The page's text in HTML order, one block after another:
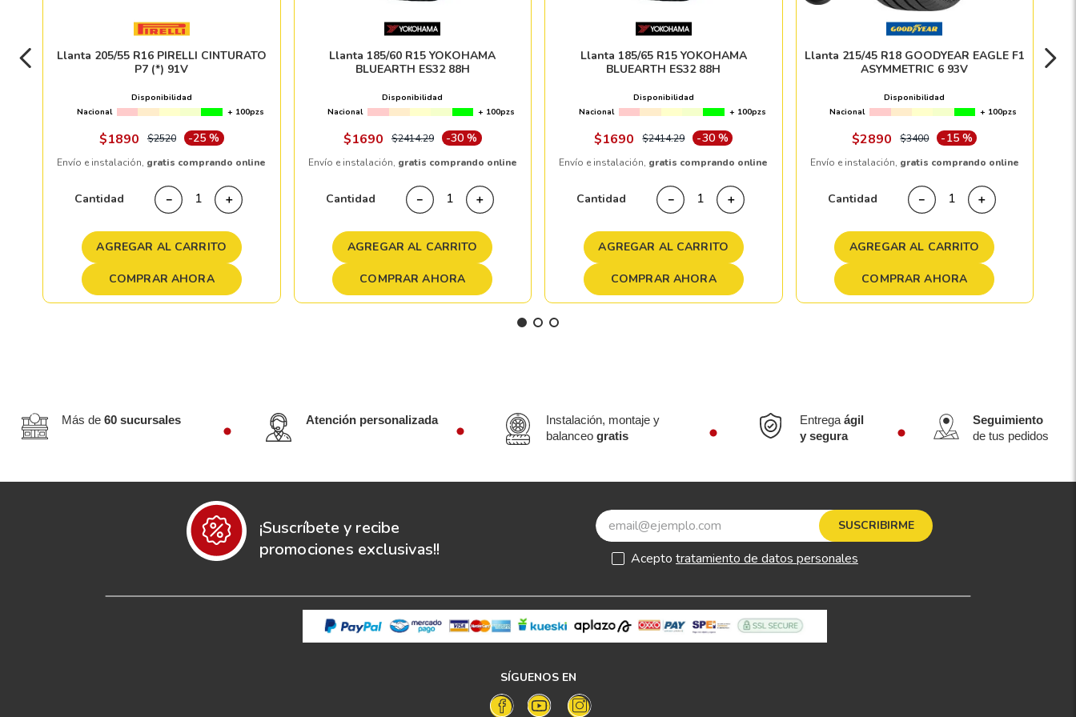
Llanta 205/55 R16 PIRELLI CINTURATO
P7 (*) 91V
Disponibilidad
Nacional
+ 100pzs
$1890 $2520 -25 %
Envío e instalación, gratis comprando online
Cantidad ＋
－
AGREGAR AL CARRITO
COMPRAR AHORA
Llanta 185/60 R15 YOKOHAMA
BLUEARTH ES32 88H
Disponibilidad
Nacional
+ 100pzs
$1690 $2414.29 -30 %
Envío e instalación, gratis comprando online
Cantidad ＋
－
AGREGAR AL CARRITO
COMPRAR AHORA
Llanta 185/65 R15 YOKOHAMA
BLUEARTH ES32 88H
Disponibilidad
Nacional
+ 100pzs
$1690 $2414.29 -30 %
Envío e instalación, gratis comprando online
Cantidad ＋
－
AGREGAR AL CARRITO
COMPRAR AHORA
Llanta 215/45 R18 GOODYEAR EAGLE F1
ASYMMETRIC 6 93V
Disponibilidad
Nacional
+ 100pzs
$2890 $3400 -15 %
Envío e instalación, gratis comprando online
Cantidad ＋
－
AGREGAR AL CARRITO
COMPRAR AHORA
Más de60 sucursales Atención personalizada
Instalación, montaje y
balanceogratis
Entrega ágil
y segura
Seguimiento
de tus pedidos
¡Suscríbete y recibe
promociones exclusivas!!
SUSCRIBIRME
Acepto tratamiento de datos personales
SÍGUENOS EN